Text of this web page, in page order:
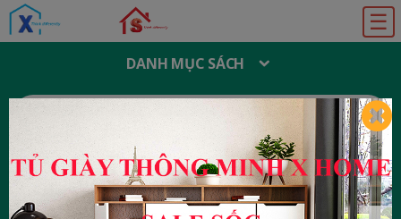
☰
DANH MỤC SÁCH
T
M
I
: